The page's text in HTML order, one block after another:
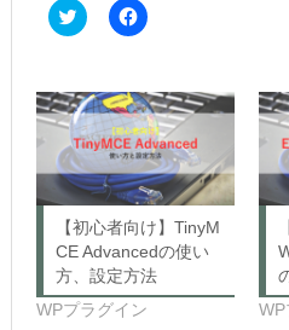
C
l
t
o
s
h
a
r
e
o
n
T
w
i
t
e
F
a
o
o
k
で
共
有
す
る
に
は
ク
リ
ッ
ク
し
【初心者向け】TinyM
CE Advancedの使い
方、設定方法
WPプラグイン
WP